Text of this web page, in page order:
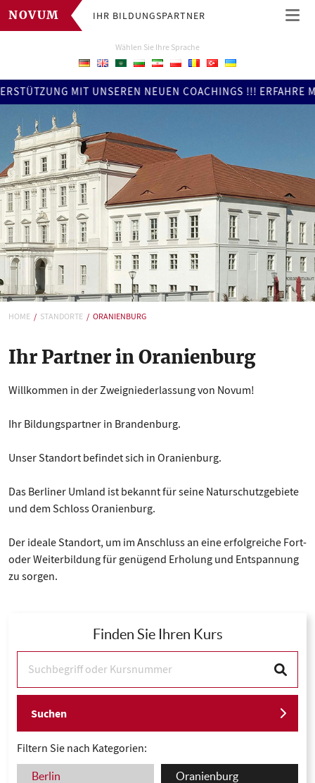
NOVUM IHR BILDUNGSPARTNER
Wählen Sie Ihre Sprache
MIT UNSEREN NEUEN COACHINGS !!! ERFAHRE
HOME STANDORTE ORANIENBURG
Ihr Partner in Oranienburg
Willkommen in der Zweigniederlassung von Novum!
Ihr Bildungspartner in Brandenburg.
Unser Standort befindet sich in Oranienburg.
Das Berliner Umland ist bekannt für seine Naturschutzgebiete
und dem Schloss Oranienburg.
Der ideale Standort, um im Anschluss an eine erfolgreiche Fort-
oder Weiterbildung für genügend Erholung und Entspannung
zu sorgen.
Finden Sie Ihren Kurs
Suchen
Filtern Sie nach Kategorien:
Berlin Oranienburg